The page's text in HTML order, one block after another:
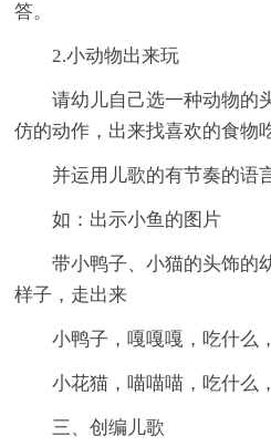
答。
2.小动物出来玩
请幼儿自己选一种动物的
仿的动作，出来找喜欢的食物
并运用儿歌的有节奏的语
如：出示小鱼的图片
带小鸭子、小猫的头饰的
样子，走出来
小鸭子，嘎嘎嘎，吃什么
小花猫，喵喵喵，吃什么
三、创编儿歌